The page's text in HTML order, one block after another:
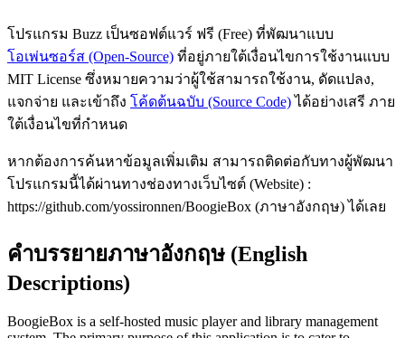
โปรแกรม Buzz เป็นซอฟต์แวร์ ฟรี (Free) ที่พัฒนาแบบ
โอเพ่นซอร์ส (Open-Source) ที่อยู่ภายใต้เงื่อนไขการใช้งานแบบ
MIT License ซึ่งหมายความว่าผู้ใช้สามารถใช้งาน, ดัดแปลง,
แจกจ่าย และเข้าถึง โค้ดต้นฉบับ (Source Code)ได้อย่างเสรี ภาย
ใต้เงื่อนไขที่กำหนด
หากต้องการค้นหาข้อมูลเพิ่มเติม สามารถติดต่อกับทางผู้พัฒนา
โปรแกรมนี้ได้ผ่านทางช่องทางเว็บไซต์ (Website) :
https://github.com/yossironnen/BoogieBox (ภาษาอังกฤษ) ได้เลย
คำบรรยายภาษาอังกฤษ (English
Descriptions)
BoogieBox is a self-hosted music player and library management